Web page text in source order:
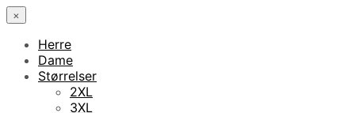
×
Herre
Dame
Størrelser
2XL
3XL